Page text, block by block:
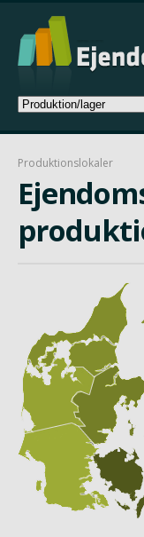
Produktionslokaler